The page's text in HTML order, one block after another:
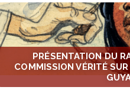
PRÉSENTATION DU
COMMISSION VÉRITÉ